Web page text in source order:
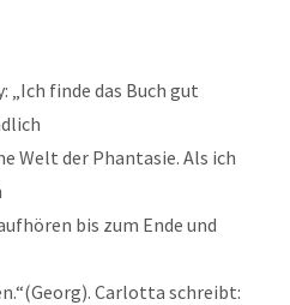
„Ich finde das Buch gut
Welt der Phantasie. Als ich
bis zum Ende und
Carlotta schreibt: